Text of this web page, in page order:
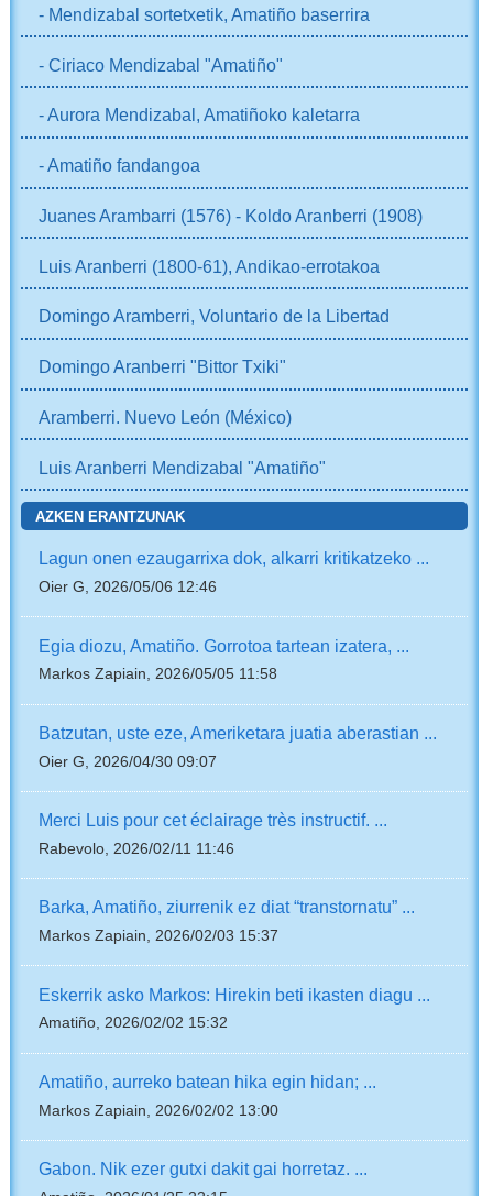
- Mendizabal sortetxetik, Amatiño baserrira
- Ciriaco Mendizabal "Amatiño"
- Aurora Mendizabal, Amatiñoko kaletarra
- Amatiño fandangoa
Juanes Arambarri (1576) - Koldo Aranberri (1908)
Luis Aranberri (1800-61), Andikao-errotakoa
Domingo Aramberri, Voluntario de la Libertad
Domingo Aranberri "Bittor Txiki"
Aramberri. Nuevo León (México)
Luis Aranberri Mendizabal "Amatiño"
AZKEN ERANTZUNAK
Lagun onen ezaugarrixa dok, alkarri kritikatzeko ...
Oier G, 2026/05/06 12:46
Egia diozu, Amatiño. Gorrotoa tartean izatera, ...
Markos Zapiain, 2026/05/05 11:58
Batzutan, uste eze, Ameriketara juatia aberastian ...
Oier G, 2026/04/30 09:07
Merci Luis pour cet éclairage très instructif. ...
Rabevolo, 2026/02/11 11:46
Barka, Amatiño, ziurrenik ez diat “transtornatu” ...
Markos Zapiain, 2026/02/03 15:37
Eskerrik asko Markos: Hirekin beti ikasten diagu ...
Amatiño, 2026/02/02 15:32
Amatiño, aurreko batean hika egin hidan; ...
Markos Zapiain, 2026/02/02 13:00
Gabon. Nik ezer gutxi dakit gai horretaz. ...